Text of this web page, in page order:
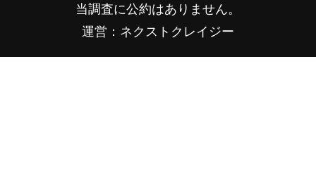
当調査に公約はありません。
運営：ネクストクレイジー